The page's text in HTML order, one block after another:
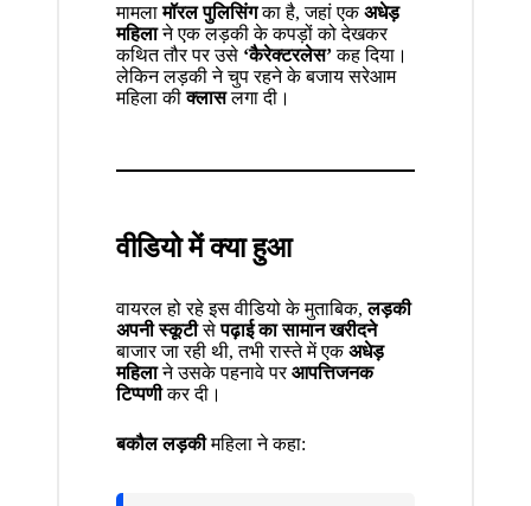
मामलामॉरल पुलिसिंगका है, जहां एकअधेड़
महिलाने एक लड़की के कपड़ों को देखकर
कथित तौर पर उसे ‘कैरेक्टरलेस’कह दिया।
लेकिन लड़की ने चुप रहने के बजाय सरेआम
महिला कीक्लासलगा दी।
वीडियो में क्या हुआ
वायरल हो रहे इस वीडियोके मुताबिक,लड़की
अपनी स्कूटीसेपढ़ाई का सामान खरीदने
बाजार जा रही थी, तभी रास्ते में एकअधेड़
महिलाने उसके पहनावे परआपत्तिजनक
टिप्पणीकर दी।
बकौल लड़कीमहिला ने कहा: